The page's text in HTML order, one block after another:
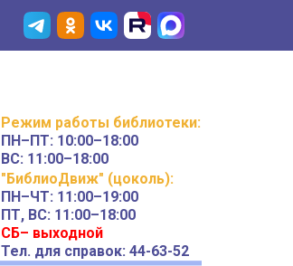
Режим работы библиотеки:
ПН–ПТ: 10:00–18:00
ВС: 11:00–18:00
"БиблиоДвиж" (цоколь):
ПН–ЧТ: 11:00–19:00
ПТ, ВС: 11:00–18:00
СБ– выходной
Тел. для справок: 44-63-52